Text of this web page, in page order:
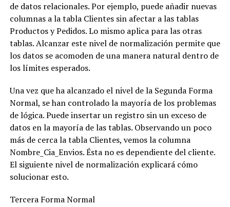
de datos relacionales. Por ejemplo, puede añadir nuevas
columnas a la tabla Clientes sin afectar a las tablas
Productos y Pedidos. Lo mismo aplica para las otras
tablas. Alcanzar este nivel de normalización permite que
los datos se acomoden de una manera natural dentro de
los límites esperados.
Una vez que ha alcanzado el nivel de la Segunda Forma
Normal, se han controlado la mayoría de los problemas
de lógica. Puede insertar un registro sin un exceso de
datos en la mayoría de las tablas. Observando un poco
más de cerca la tabla Clientes, vemos la columna
Nombre_Cia_Envios. Ésta no es dependiente del cliente.
El siguiente nivel de normalización explicará cómo
solucionar esto.
Tercera Forma Normal